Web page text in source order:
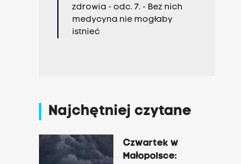
zdrowia - odc. 7. - Bez nich
medycyna nie mogłaby
istnieć
Najchętniej czytane
Czwartek w
Małopolsce: